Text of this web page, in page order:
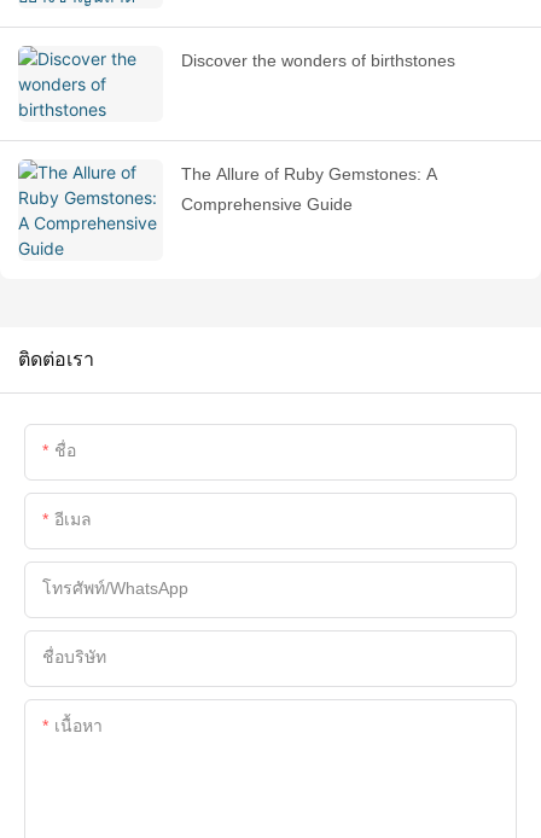
Discover the wonders of birthstones
The Allure of Ruby Gemstones: A
Comprehensive Guide
ติดต่อเรา
ชื่อ
อีเมล
โทรศัพท์/WhatsApp
ชื่อบริษัท
เนื้อหา